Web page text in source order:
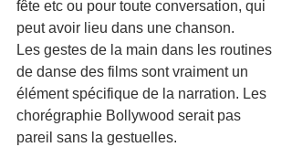
fête etc ou pour toute conversation, qui
peut avoir lieu dans une chanson.
Les gestes de la main dans les routines
de danse des films sont vraiment un
élément spécifique de la narration. Les
chorégraphie Bollywood serait pas
pareil sans la gestuelles.